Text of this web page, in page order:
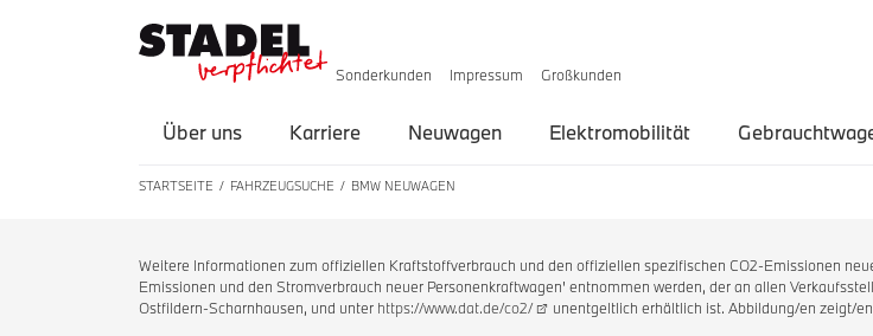
Sonderkunden Impressum Großkunden
Über uns Karriere Neuwagen Elektromobilität
STARTSEITE FAHRZEUGSUCHE BMW NEUWAGEN
Weitere Informationen zum offiziellen Kraftstoffverbrauch und den offiziellen spezifischen CO2-Emissionen
Emissionen und den Stromverbrauch neuer Personenkraftwagen' entnommen werden, der an allen
Ostfildern-Scharnhausen, und unter https://www.dat.de/co2/ unentgeltlich erhältlich ist. Abbildung/en zeigt/